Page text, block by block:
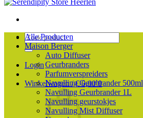
Zoeken
naar:
Login
Winkelwagen /€0,00 0
Alle Producten
Maison Berger
Auto Diffuser
Geurbranders
Parfumverspreiders
Navulling Geurbrander 500ml
Navulling Geurbrander 1L
Navulling geurstokjes
Navulling Mist Diffuser